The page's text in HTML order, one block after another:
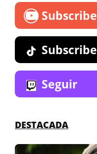
Subscribe
Subscribe
Seguir
DESTACADA